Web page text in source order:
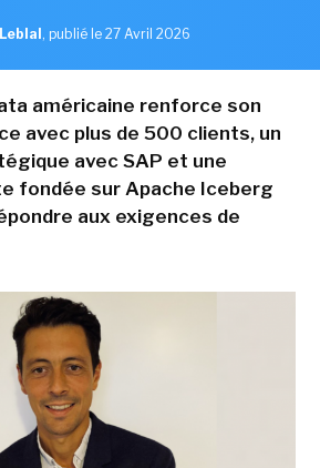
, publié le 27 Avril 2026
américaine renforce son
avec plus de 500 clients, un
avec SAP et une
fondée sur Apache Iceberg
aux exigences de